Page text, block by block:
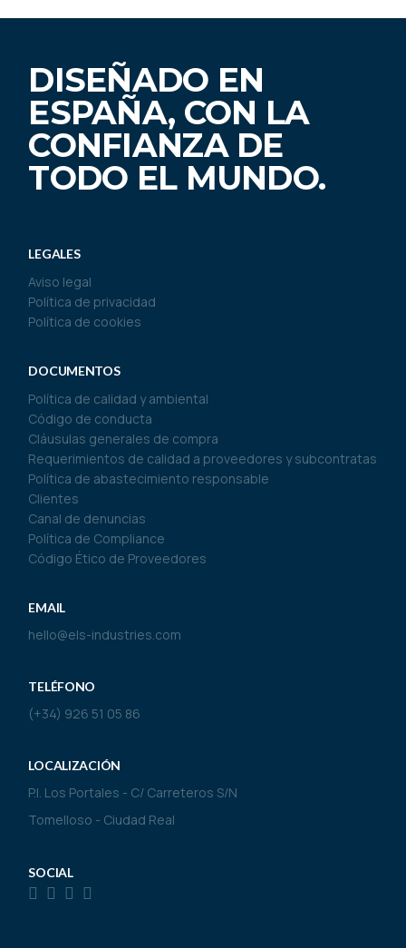
DISEÑADO EN
ESPAÑA, CON LA
CONFIANZA DE
TODO EL MUNDO.
LEGALES
Aviso legal
Política de privacidad
Política de cookies
DOCUMENTOS
Política de calidad y ambiental
Código de conducta
Cláusulas generales de compra
Requerimientos de calidad a proveedores y subcontratas
Política de abastecimiento responsable
Clientes
Canal de denuncias
Política de Compliance
Código Ético de Proveedores
EMAIL
hello@els-industries.com
TELÉFONO
(+34) 926 51 05 86
LOCALIZACIÓN
P.I. Los Portales - C/ Carreteros S/N
Tomelloso - Ciudad Real
SOCIAL